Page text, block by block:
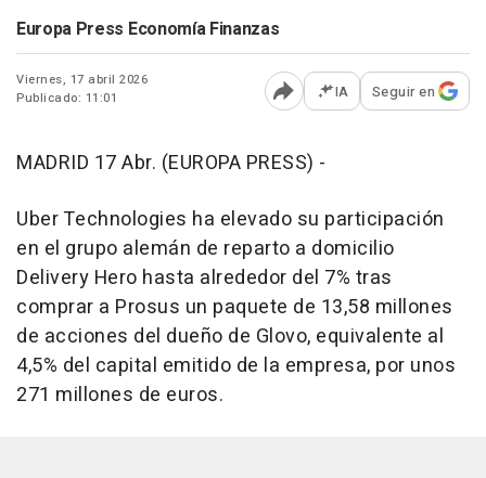
Europa Press Economía Finanzas
Viernes, 17 abril 2026
Publicado: 11:01
Abrir opciones para
IA Seguir en
MADRID 17 Abr. (EUROPA PRESS) -
Uber Technologies ha elevado su participación
en el grupo alemán de reparto a domicilio
Delivery Hero hasta alrededor del 7% tras
comprar a Prosus un paquete de 13,58 millones
de acciones del dueño de Glovo, equivalente al
4,5% del capital emitido de la empresa, por unos
271 millones de euros.